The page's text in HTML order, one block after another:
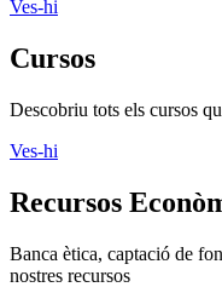
Ves-hi
Cursos
Descobriu tots els cursos
Ves-hi
Recursos
Banca ètica, captació de
nostres recursos